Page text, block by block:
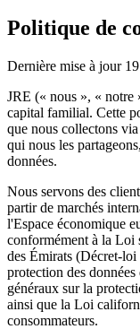
Politique de
Dernière mise à jour
JRE (« nous », « notre
capital familial. Cette
que nous collectons via
qui nous les
données.
Nous servons des
partir de marchés
l'Espace économique
conformément à la Loi
des Émirats (Décret-
protection des
généraux sur la
ainsi que la Loi
consommateurs.